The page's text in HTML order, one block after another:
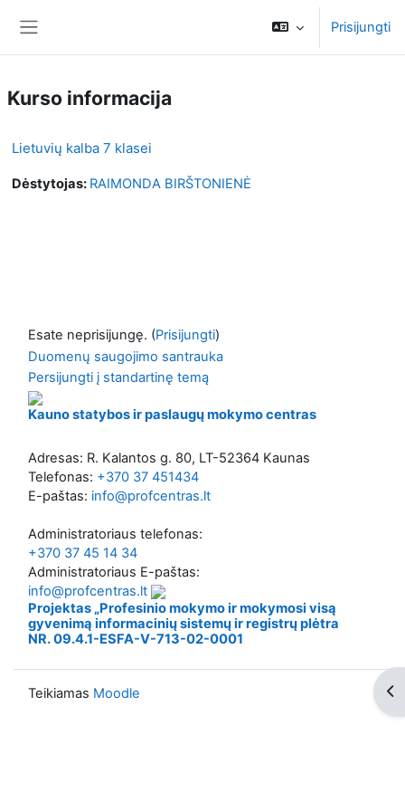
Prisijungti
Kurso informacija
Lietuvių kalba 7 klasei
Dėstytojas: RAIMONDA BIRŠTONIENĖ
Esate neprisijungę. (Prisijungti)
Duomenų saugojimo santrauka
Persijungti į standartinę temą
Kauno statybos ir paslaugų mokymo centras
Adresas: R. Kalantos g. 80, LT-52364 Kaunas
Telefonas: +370 37 451434
E-paštas: info@profcentras.lt
Administratoriaus telefonas:
+370 37 45 14 34
Administratoriaus E-paštas:
info@profcentras.lt
Projektas „Profesinio mokymo ir mokymosi visą
gyvenimą informacinių sistemų ir registrų plėtra
NR. 09.4.1-ESFA-V-713-02-0001
Teikiamas Moodle